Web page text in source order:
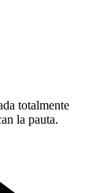
totalmente
la pauta.